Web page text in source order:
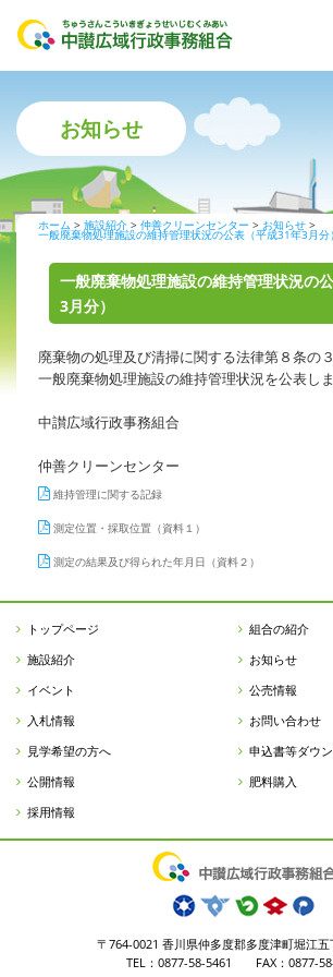
お知らせ
ホーム 施設紹介 仲善クリーンセンター お知らせ
一般廃棄物処理施設の維持管理状況の公表（平成31年3月分）
一般廃棄物処理施設の維持管理状況の
3月分）
廃棄物の処理及び清掃に関する法律第８条の
一般廃棄物処理施設の維持管理状況を公表しま
中讃広域行政事務組合
仲善クリーンセンター
維持管理に関する記録
測定位置・採取位置（資料１）
測定の結果及び得られた年月日（資料２）
トップページ
組合の紹介
施設紹介
お知らせ
イベント
公売情報
入札情報
お問い合わせ
見学希望の方へ
申込書等ダウ
公開情報
肥料購入
採用情報
〒764-0021 香川県仲多度郡多度津町堀江
TEL：0877-58-5461 FAX：0877-